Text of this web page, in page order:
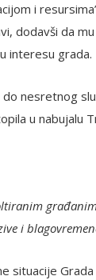
i
dodavši da
interesu grada.
nesretnog
u nabujalu
i
situacije